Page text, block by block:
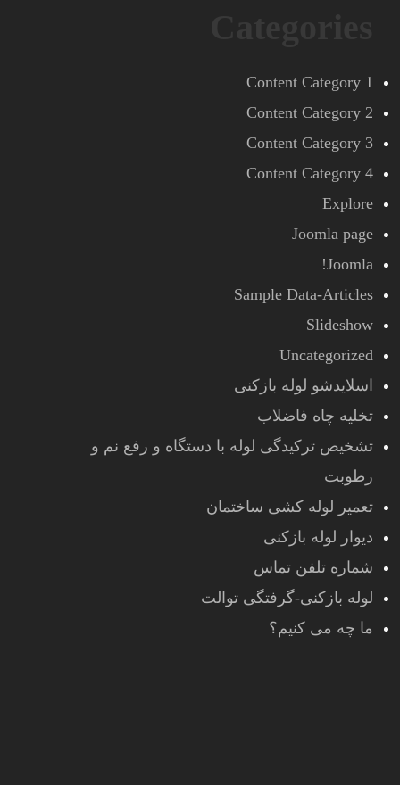
Content Category 1
Content Category 2
Content Category 3
Content Category 4
Explore
Joomla page
Joomla!
Sample Data-Articles
Slideshow
Uncategorized
اسلایدشو لوله بازکنی
تخلیه چاه فاضلاب
تشخیص ترکیدگی لوله با دستگاه و رفع نم و
رطوبت
تعمیر لوله کشی ساختمان
دیوار لوله بازکنی
شماره تلفن تماس
لوله بازکنی-گرفتگی توالت
ما چه می کنیم؟